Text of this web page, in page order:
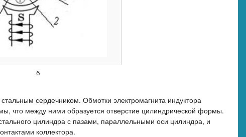
б
сердечником. Обмотки электромагнита индуктора
что между ними образуется отверстие цилиндрической формы.
цилиндра с пазами, параллельными оси цилиндра, и
коллектора.